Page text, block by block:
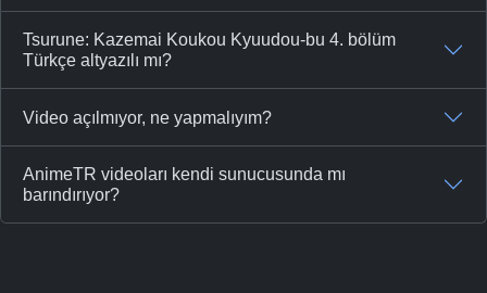
Tsurune: Kazemai Koukou Kyuudou-bu 4. bölüm
Türkçe altyazılı mı?
Video açılmıyor, ne yapmalıyım?
AnimeTR videoları kendi sunucusunda mı
barındırıyor?